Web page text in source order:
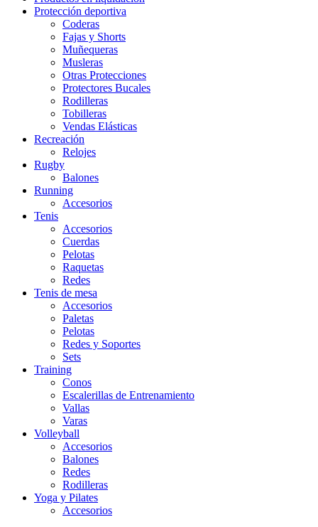
Protección deportiva
Coderas
Fajas y Shorts
Muñequeras
Musleras
Otras Protecciones
Protectores Bucales
Rodilleras
Tobilleras
Vendas Elásticas
Recreación
Relojes
Rugby
Balones
Running
Accesorios
Tenis
Accesorios
Cuerdas
Pelotas
Raquetas
Redes
Tenis de mesa
Accesorios
Paletas
Pelotas
Redes y Soportes
Sets
Training
Conos
Escalerillas de Entrenamiento
Vallas
Varas
Volleyball
Accesorios
Balones
Redes
Rodilleras
Yoga y Pilates
Accesorios